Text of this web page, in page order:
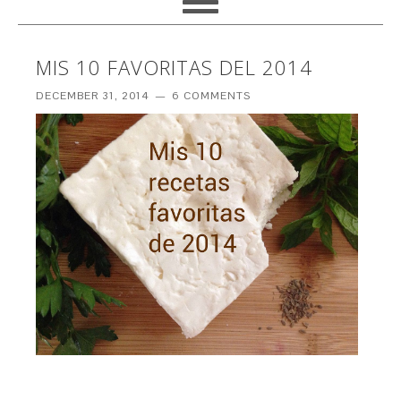
MIS 10 FAVORITAS DEL 2014
DECEMBER 31, 2014 6 COMMENTS